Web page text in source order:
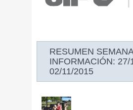
RESUMEN
INFORMACIÓN: 27/
02/11/2015